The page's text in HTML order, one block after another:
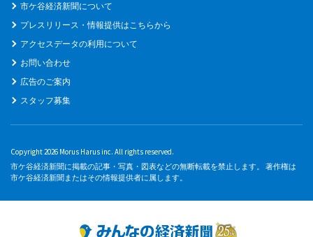
市ケ谷経済新聞について
プレスリリース・情報提供はこちらから
アクセスデータの利用について
お問い合わせ
広告のご案内
スタッフ募集
Copyright 2026 Morus Harus inc. All rights reserved.
市ケ谷経済新聞に掲載の記事・写真・図表などの無断転載を禁止します。 著作権は
市ケ谷経済新聞またはその情報提供者に属します。